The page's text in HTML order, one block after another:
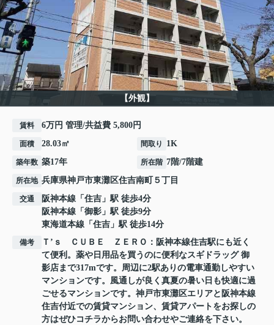
【外観】
賃料 6万円 管理/共益費 5,800円
面積 28.03㎡ 間取り 1K
築年数 築17年 所在階 7階/7階建
所在地 兵庫県神戸市東灘区住吉南町 ５丁目
交通 阪神本線 「 住吉 」駅 徒歩4分
阪神本線 「 御影 」駅 徒歩9分
東海道本線 「 住吉 」駅 徒歩14分
備考
Ｔ’ｓ ＣＵＢＥ ＺＥＲＯ：阪神本線住吉駅にも近く
て便利。薬や日用品を買うのに便利なスギドラッグ 御
影店まで317mです。周辺に2駅ありの電車通勤しやすい
マンションです。風通しが良く真夏の暑い日も快適に過
ごせるマンションです。神戸市東灘区エリアと阪神本線
住吉付近での賃貸マンション、賃貸アパートをお探しの
方はぜひコチラからお問い合わせやご連絡を下さい。